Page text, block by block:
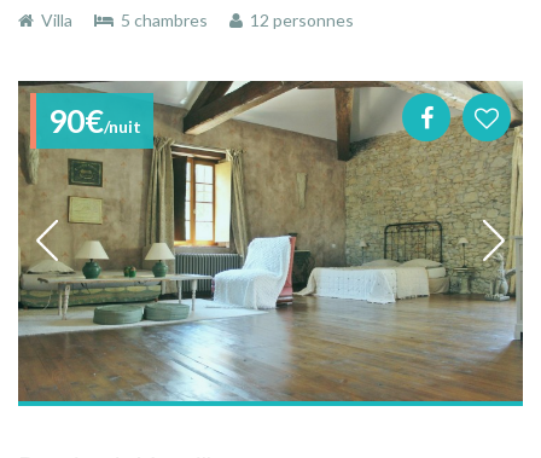
Villa
5 chambres 12 personnes
90€/nuit